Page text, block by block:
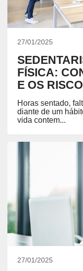
27/01/2025
FÍSICA:
E OS
Horas sentado,
diante de um
vida contem...
27/01/2025